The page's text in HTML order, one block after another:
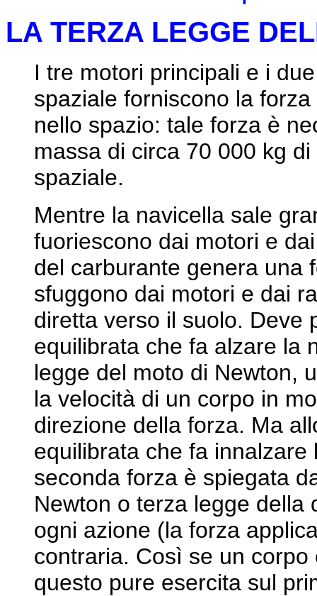
LA TERZA LEGGE
I tre motori principali e i
spaziale forniscono la
nello spazio: tale forza è
massa di circa 70 000 kg
spaziale.
Mentre la navicella sale
fuoriescono dai motori e
del carburante genera una
sfuggono dai motori e dai
diretta verso il suolo. Deve
equilibrata che fa alzare la
legge del moto di Newton,
la velocità di un corpo in
direzione della forza. Ma
equilibrata che fa innalzare
seconda forza è spiegata
Newton o terza legge della
ogni azione (la forza
contraria. Così se un
questo pure esercita sul